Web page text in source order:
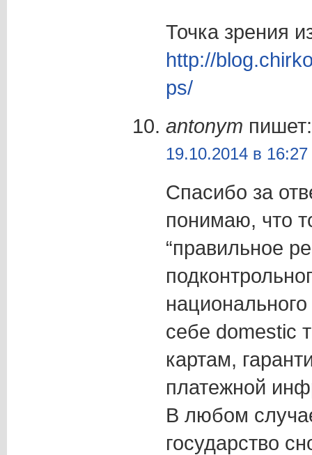
Точка зрения
http://
ps/
antonym пишет:
19.10.2014 в 16:27
Спасибо за
понимаю, что
“правильное
себе domestic
картам,
платежной
В любом
государство